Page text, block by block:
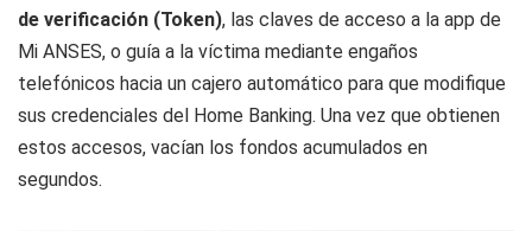
de verificación (Token), las claves de acceso a la app de
Mi ANSES, o guía a la víctima mediante engaños
telefónicos hacia un cajero automático para que modifique
sus credenciales del Home Banking. Una vez que obtienen
estos accesos, vacían los fondos acumulados en
segundos.